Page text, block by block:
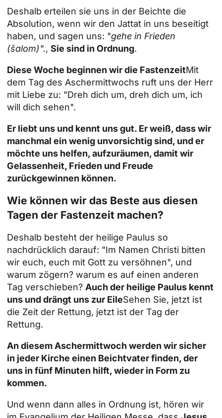
Deshalb erteilen sie uns in der Beichte die
Absolution, wenn wir den Jattat in uns beseitigt
haben, und sagen uns: "gehe in Frieden
(šalom)"., Sie sind in Ordnung.
Diese Woche beginnen wir die FastenzeitMit
dem Tag des Aschermittwochs ruft uns der Herr
mit Liebe zu: "Dreh dich um, dreh dich um, ich
will dich sehen".
Er liebt uns und kennt uns gut. Er weiß, dass wir
manchmal ein wenig unvorsichtig sind, und er
möchte uns helfen, aufzuräumen, damit wir
Gelassenheit, Frieden und Freude
zurückgewinnen können.
Wie können wir das Beste aus diesen
Tagen der Fastenzeit machen?
Deshalb besteht der heilige Paulus so
nachdrücklich darauf: "Im Namen Christi bitten
wir euch, euch mit Gott zu versöhnen", und
warum zögern? warum es auf einen anderen
Tag verschieben? Auch der heilige Paulus kennt
uns und drängt uns zur EileSehen Sie, jetzt ist
die Zeit der Rettung, jetzt ist der Tag der
Rettung.
An diesem Aschermittwoch werden wir sicher
in jeder Kirche einen Beichtvater finden, der
uns in fünf Minuten hilft, wieder in Form zu
kommen.
Und wenn dann alles in Ordnung ist, hören wir